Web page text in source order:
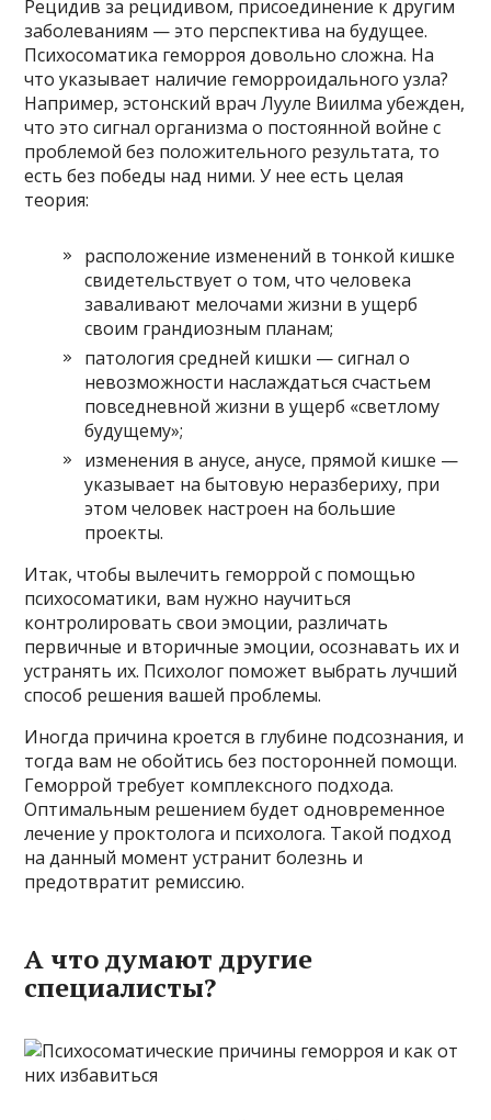
Рецидив за рецидивом, присоединение к другим
заболеваниям — это перспектива на будущее.
Психосоматика геморроя довольно сложна. На
что указывает наличие геморроидального узла?
Например, эстонский врач Лууле Виилма убежден,
что это сигнал организма о постоянной войне с
проблемой без положительного результата, то
есть без победы над ними. У нее есть целая
теория:
расположение изменений в тонкой кишке
свидетельствует о том, что человека
заваливают мелочами жизни в ущерб
своим грандиозным планам;
патология средней кишки — сигнал о
невозможности наслаждаться счастьем
повседневной жизни в ущерб «светлому
будущему»;
изменения в анусе, анусе, прямой кишке —
указывает на бытовую неразбериху, при
этом человек настроен на большие
проекты.
Итак, чтобы вылечить геморрой с помощью
психосоматики, вам нужно научиться
контролировать свои эмоции, различать
первичные и вторичные эмоции, осознавать их и
устранять их. Психолог поможет выбрать лучший
способ решения вашей проблемы.
Иногда причина кроется в глубине подсознания, и
тогда вам не обойтись без посторонней помощи.
Геморрой требует комплексного подхода.
Оптимальным решением будет одновременное
лечение у проктолога и психолога. Такой подход
на данный момент устранит болезнь и
предотвратит ремиссию.
А что думают другие
специалисты?